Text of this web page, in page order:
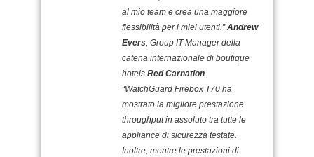
al mio team e crea una maggiore
flessibilità per i miei utenti.”Andrew
Evers , Group IT Manager della
catena internazionale di boutique
hotels Red Carnation
“WatchGuard Firebox T70 ha
mostrato la migliore prestazione
throughput in assoluto tra tutte le
appliance di sicurezza testate.
Inoltre, mentre le prestazioni di